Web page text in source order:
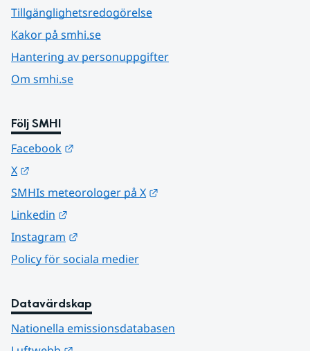
Tillgänglighetsredogörelse
Kakor på smhi.se
Hantering av personuppgifter
Om smhi.se
Följ SMHI
Facebook
X
SMHIs meteorologer på X
Linkedin
Instagram
Policy för sociala medier
Datavärdskap
Nationella emissionsdatabasen